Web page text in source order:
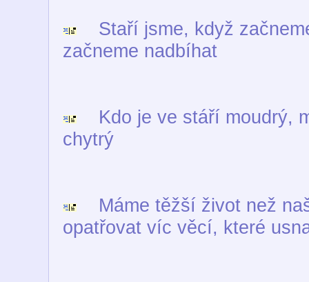
Staří jsme, když
začneme nadbíhat
Kdo je ve stáří moudrý,
chytrý
Máme těžší život než
opatřovat víc věcí, které